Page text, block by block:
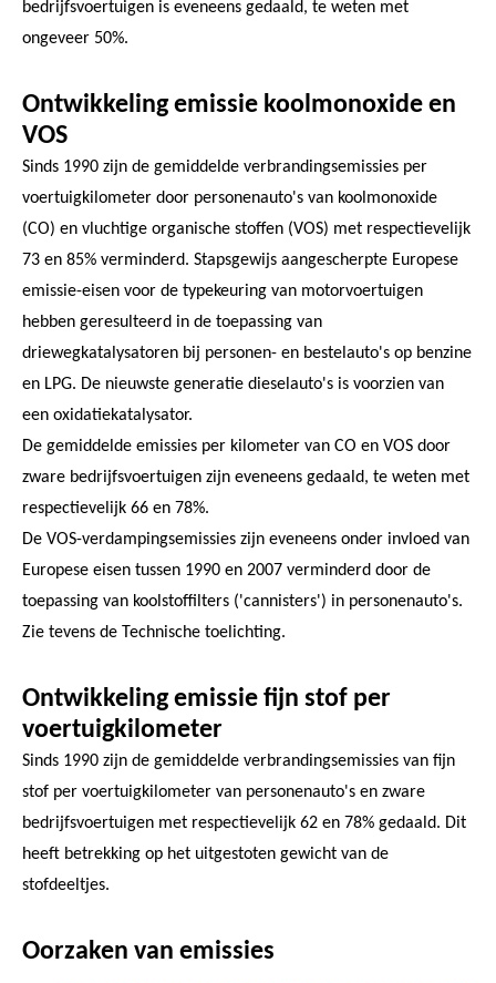
bedrijfsvoertuigen is eveneens gedaald, te weten met
ongeveer 50%.
Ontwikkeling emissie koolmonoxide en
VOS
Sinds 1990 zijn de gemiddelde verbrandingsemissies per
voertuigkilometer door personenauto's van koolmonoxide
(CO) en vluchtige organische stoffen (VOS) met respectievelijk
73 en 85% verminderd. Stapsgewijs aangescherpte Europese
emissie-eisen voor de typekeuring van motorvoertuigen
hebben geresulteerd in de toepassing van
driewegkatalysatoren bij personen- en bestelauto's op benzine
en LPG. De nieuwste generatie dieselauto's is voorzien van
een oxidatiekatalysator.
De gemiddelde emissies per kilometer van CO en VOS door
zware bedrijfsvoertuigen zijn eveneens gedaald, te weten met
respectievelijk 66 en 78%.
De VOS-verdampingsemissies zijn eveneens onder invloed van
Europese eisen tussen 1990 en 2007 verminderd door de
toepassing van koolstoffilters ('cannisters') in personenauto's.
Zie tevens de Technische toelichting.
Ontwikkeling emissie fijn stof per
voertuigkilometer
Sinds 1990 zijn de gemiddelde verbrandingsemissies van fijn
stof per voertuigkilometer van personenauto's en zware
bedrijfsvoertuigen met respectievelijk 62 en 78% gedaald. Dit
heeft betrekking op het uitgestoten gewicht van de
stofdeeltjes.
Oorzaken van emissies